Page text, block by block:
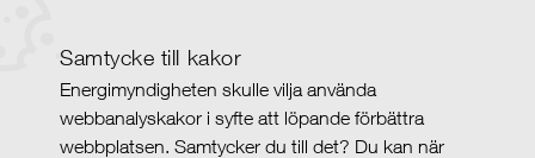
Samtycke till kakor
Energimyndigheten skulle vilja använda
webbanalyskakor i syfte att löpande förbättra
webbplatsen. Samtycker du till det? Du kan när